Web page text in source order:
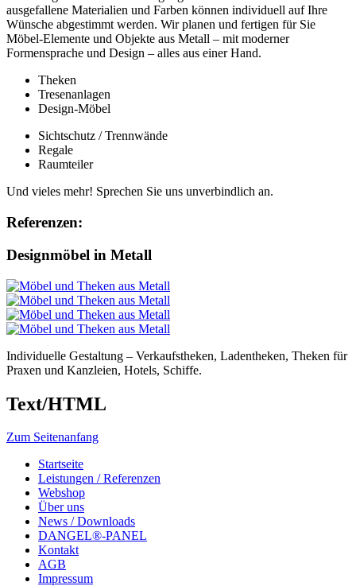
ausgefallene Materialien und Farben können individuell auf Ihre
Wünsche abgestimmt werden. Wir planen und fertigen für Sie
Möbel-Elemente und Objekte aus Metall – mit moderner
Formensprache und Design – alles aus einer Hand.
Theken
Tresenanlagen
Design-Möbel
Sichtschutz / Trennwände
Regale
Raumteiler
Und vieles mehr! Sprechen Sie uns unverbindlich an.
Referenzen:
Designmöbel in Metall
Individuelle Gestaltung – Verkaufstheken, Ladentheken, Theken für
Praxen und Kanzleien, Hotels, Schiffe.
Text/HTML
Zum Seitenanfang
Startseite
Leistungen / Referenzen
Webshop
Über uns
News / Downloads
DANGEL®-PANEL
Kontakt
AGB
Impressum